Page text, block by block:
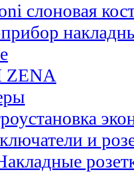
слоновая
ZENA
и